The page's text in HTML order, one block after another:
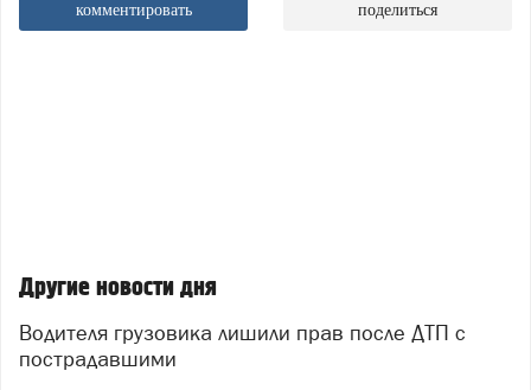
комментировать поделиться
Другие новости дня
Водителя грузовика лишили прав после ДТП с
пострадавшими